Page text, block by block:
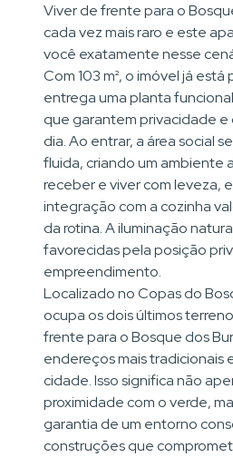
Viver de frente para o
cada vez mais raro e este
você exatamente nesse
Com 103 m², o imóvel já
entrega uma planta
que garantem privacidade
dia. Ao entrar, a área social
fluida, criando um ambiente
receber e viver com leveza,
integração com a cozinha
da rotina. A iluminação
favorecidas pela posição
empreendimento.
Localizado no Copas do
ocupa os dois últimos
frente para o Bosque dos
endereços mais tradicionais
cidade. Isso significa não
proximidade com o verde,
garantia de um entorno
construções que